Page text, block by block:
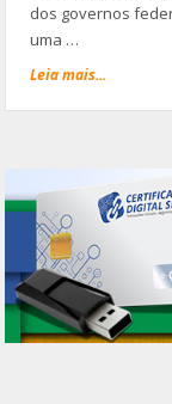
dos governos
uma …
Leia mais...